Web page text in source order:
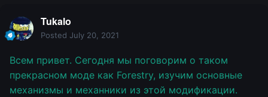
Tukalo
Posted July 20, 2021
Всем привет. Сегодня мы поговорим о таком
прекрасном моде как Forestry, изучим основные
механизмы и механники из этой модификации.